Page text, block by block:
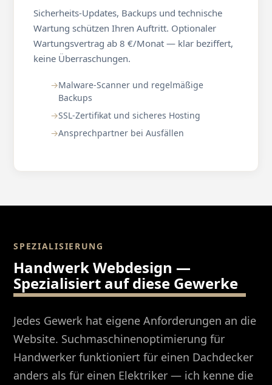
Sicherheits-Updates, Backups und technische
Wartung schützen Ihren Auftritt. Optionaler
Wartungsvertrag ab 8 €/Monat — klar beziffert,
keine Überraschungen.
Malware-Scanner und regelmäßige
Backups
SSL-Zertifikat und sicheres Hosting
Ansprechpartner bei Ausfällen
SPEZIALISIERUNG
Handwerk Webdesign —
Spezialisiert auf diese Gewerke
Jedes Gewerk hat eigene Anforderungen an die
Website. Suchmaschinenoptimierung für
Handwerker funktioniert für einen Dachdecker
anders als für einen Elektriker — ich kenne die